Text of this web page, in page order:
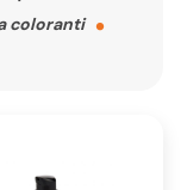
coloranti